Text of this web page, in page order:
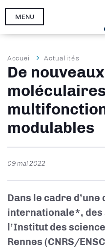
Aller
MENU
Fil
d'Ariane
Accueil Actualités
De
moléculaires
modulables
09 mai 2022
Dans le cadre
internationale*, des
l’Institut des
Rennes (CNRS/